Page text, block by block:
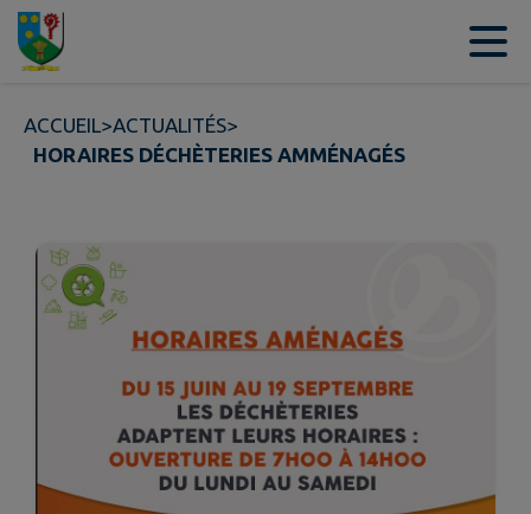
Contenu
ACCUEIL>ACTUALITÉS>
HORAIRES DÉCHÈTERIES AMMÉNAGÉS